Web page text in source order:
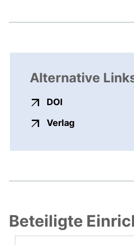
Alternative
DOI
Verlagexterner
Beteiligte